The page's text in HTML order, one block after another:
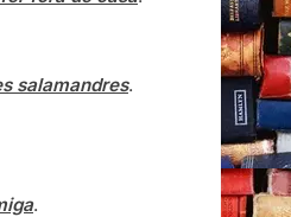
salamandres.
.